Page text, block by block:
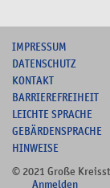
IMPRESSUM
DATENSCHUTZ
KONTAKT
BARRIEREFREIHEIT
LEICHTE SPRACHE
GEBÄRDENSPRACHE
HINWEISE
© 2021 Große
Anmelden